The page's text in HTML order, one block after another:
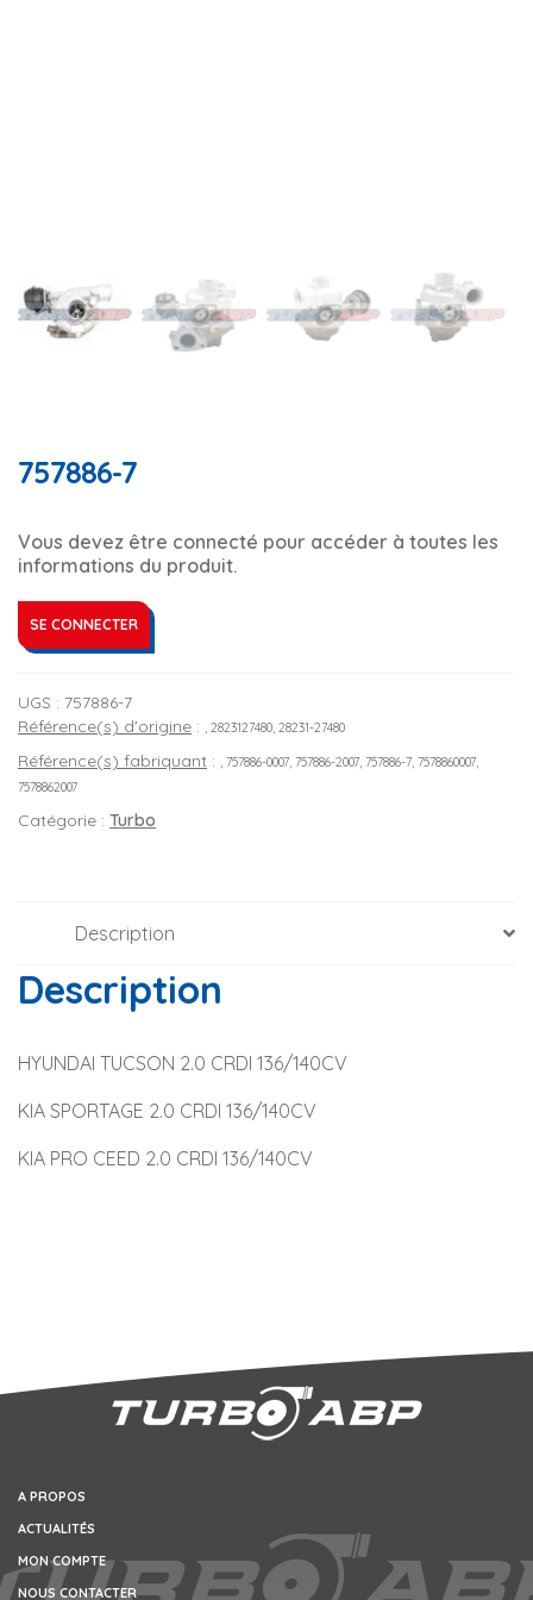
757886-7
Vous devez être connecté pour accéder à toutes les
informations du produit.
SE CONNECTER
UGS : 757886-7
Référence(s) d'origine : , 2823127480, 28231-27480
Référence(s) fabriquant : , 757886-0007, 757886-2007, 757886-7, 7578860007,
7578862007
Catégorie : Turbo
Description
Description
HYUNDAI TUCSON 2.0 CRDI 136/140CV
KIA SPORTAGE 2.0 CRDI 136/140CV
KIA PRO CEED 2.0 CRDI 136/140CV
A PROPOS
ACTUALITÉS
MON COMPTE
NOUS CONTACTER